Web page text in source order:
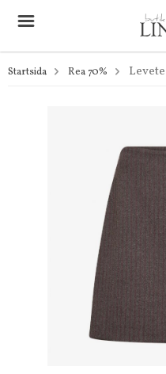
Startsida Rea 70%